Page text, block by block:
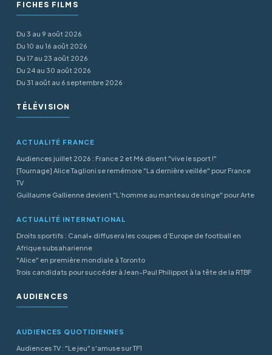
FICHES FILMS
Du 3 au 9 août 2026
Du 10 au 16 août 2026
Du 17 au 23 août 2026
Du 24 au 30 août 2026
Du 31 août au 6 septembre 2026
TÉLÉVISION
ACTUALITÉ FRANCE
Audiences juillet 2026 : France 2 et M6 disent "vive le sport !"
[Tournage] Alice Taglioni se remémore "La dernière veillée" pour France
TV
Guillaume Gallienne devient "L’homme au manteau de singe" pour Arte
ACTUALITÉ INTERNATIONAL
Droits sportifs : Canal+ diffusera les coupes d’Europe de football en
Afrique subsaharienne
"Alice" en première mondiale à Toronto
Trois candidats pour succéder à Jean-Paul Philippot à la tête de la RTBF
AUDIENCES
AUDIENCES QUOTIDIENNES
Audiences TV : "Le jeu" s'amuse sur TF1